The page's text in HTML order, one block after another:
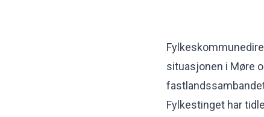
situasjonen i Møre
Fylkestinget har